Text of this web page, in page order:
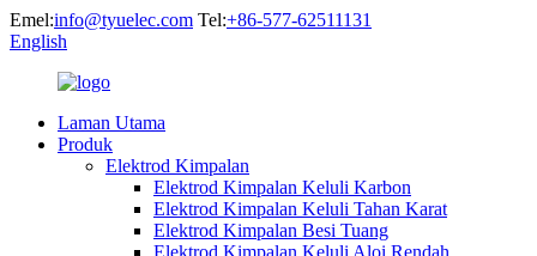
Emel:info@tyuelec.com Tel:+86-577-62511131
English
Laman Utama
Produk
Elektrod Kimpalan
Elektrod Kimpalan Keluli Karbon
Elektrod Kimpalan Keluli Tahan Karat
Elektrod Kimpalan Besi Tuang
Elektrod Kimpalan Keluli Aloi Rendah